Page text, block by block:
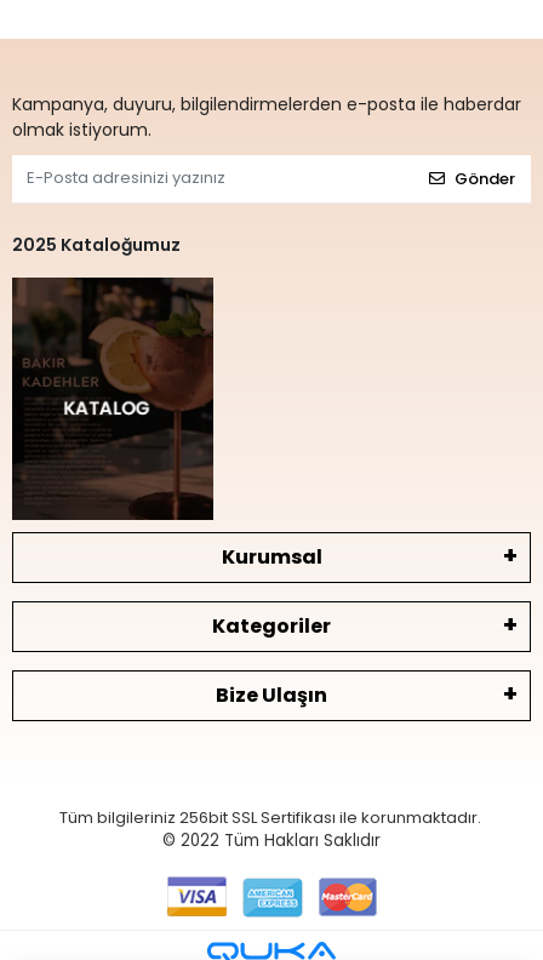
Kampanya, duyuru, bilgilendirmelerden e-posta ile haberdar
olmak istiyorum.
Gönder
2025 Kataloğumuz
Kurumsal
Kategoriler
Bize Ulaşın
Tüm bilgileriniz 256bit SSL Sertifikası ile korunmaktadır.
© 2022 Tüm Hakları Saklıdır